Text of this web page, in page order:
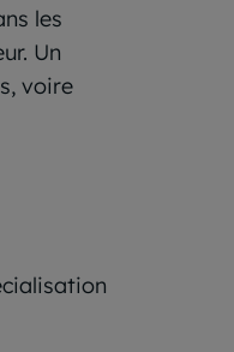
les
Un
voire